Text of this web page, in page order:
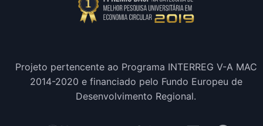
Projeto pertencente ao Programa INTERREG V-A MAC
2014-2020 e financiado pelo Fundo Europeu de
Desenvolvimento Regional.